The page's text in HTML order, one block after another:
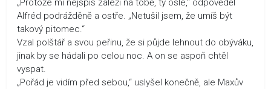
„Protože mi nejspíš záleží na tobě, ty osle,“ odpověděl
Alfréd podrážděně a ostře. „Netušil jsem, že umíš být
takový pitomec.“
Vzal polštář a svou peřinu, že si půjde lehnout do obýváku,
jinak by se hádali po celou noc. A on se aspoň chtěl
vyspat.
„Pořád je vidím před sebou,“ uslyšel konečně, ale Maxův